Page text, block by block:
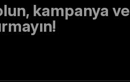
kampanya ve